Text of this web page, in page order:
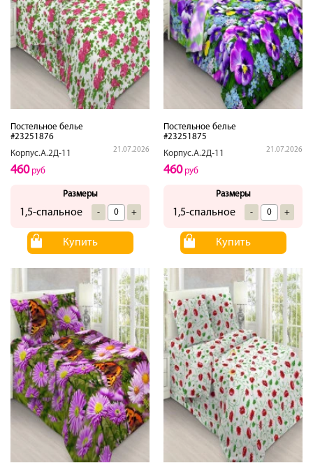
Постельное белье
#23251876
Корпус.А.2Д-11
21.07.2026
460руб
Размеры
1,5-спальное - +
Купить
Постельное белье
#23251875
Корпус.А.2Д-11
21.07.2026
460руб
Размеры
1,5-спальное - +
Купить